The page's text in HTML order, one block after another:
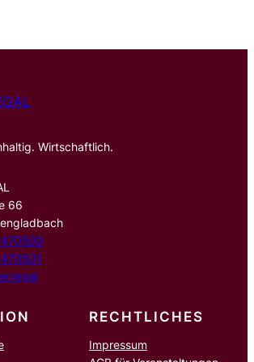
Wirtschaftlich.
66
RECHTLICHES
Impressum